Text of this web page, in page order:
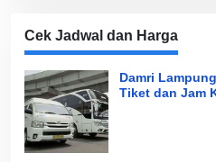
Cek Jadwal dan Harga
Damri
Tiket dan Jam